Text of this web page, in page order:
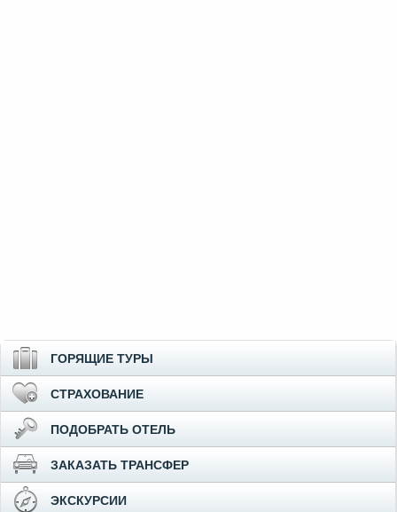
ГОРЯЩИЕ ТУРЫ
СТРАХОВАНИЕ
ПОДОБРАТЬ ОТЕЛЬ
ЗАКАЗАТЬ ТРАНСФЕР
ЭКСКУРСИИ